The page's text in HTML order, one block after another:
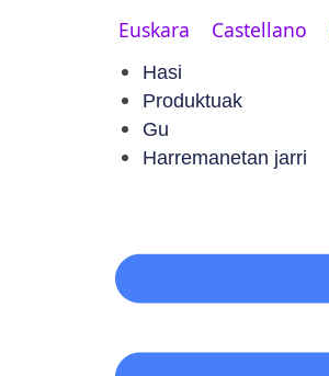
Hasi
Produktuak
Gu
Harremanetan jarri
Euskara Castellano